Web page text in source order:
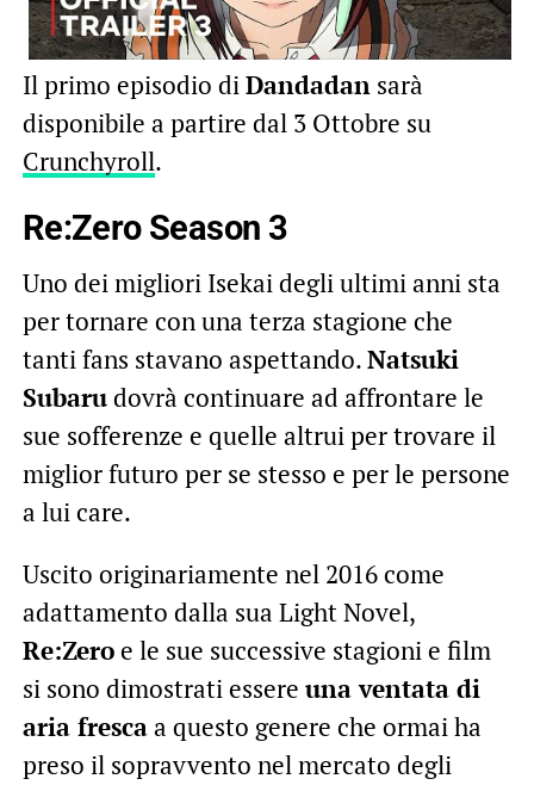
Il primo episodio diDandadansarà
disponibile a partire dal 3 Ottobre su
Crunchyroll.
Re:Zero Season 3
Uno dei migliori Isekai degli ultimi anni sta
per tornare con una terza stagione che
tanti fans stavano aspettando.Natsuki
Subarudovrà continuare ad affrontare le
sue sofferenze e quelle altrui per trovare il
miglior futuro per se stesso e per le persone
a lui care.
Uscito originariamente nel 2016 come
adattamento dalla sua Light Novel,
Re:Zeroe le sue successive stagioni e film
si sono dimostrati essere una ventata di
aria frescaa questo genere che ormai ha
preso il sopravvento nel mercato degli